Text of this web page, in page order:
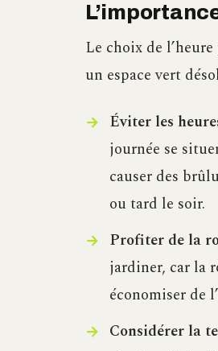
Le choix de
un espace vert
Éviter les
journée se
causer des
ou tard le soir.
Profiter de la
jardiner, car la
économiser de
Considérer la